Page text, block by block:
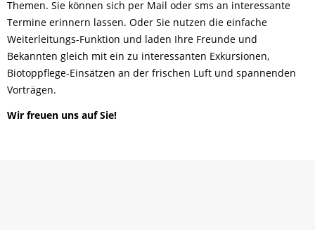
Themen. Sie können sich per Mail oder sms an interessante
Termine erinnern lassen. Oder Sie nutzen die einfache
Weiterleitungs-Funktion und laden Ihre Freunde und
Bekannten gleich mit ein zu interessanten Exkursionen,
Biotoppflege-Einsätzen an der frischen Luft und spannenden
Vorträgen.
Wir freuen uns auf Sie!